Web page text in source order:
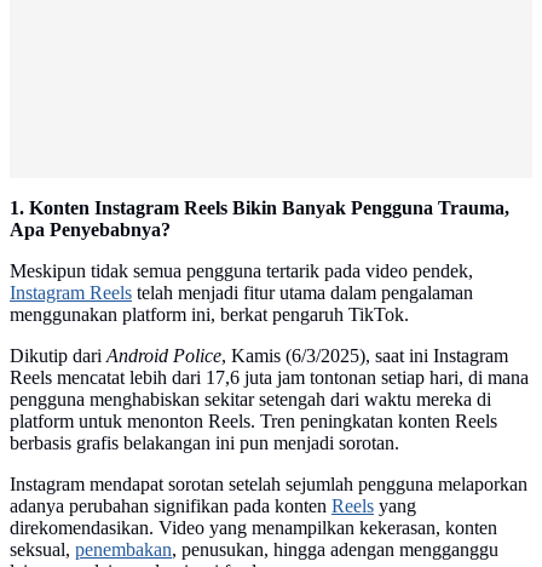
1. Konten Instagram Reels Bikin Banyak Pengguna Trauma,
Apa Penyebabnya?
Meskipun tidak semua pengguna tertarik pada video pendek,
Instagram Reels telah menjadi fitur utama dalam pengalaman
menggunakan platform ini, berkat pengaruh TikTok.
Dikutip dariAndroid Police, Kamis (6/3/2025), saat ini Instagram
Reels mencatat lebih dari 17,6 juta jam tontonan setiap hari, di mana
pengguna menghabiskan sekitar setengah dari waktu mereka di
platform untuk menonton Reels. Tren peningkatan konten Reels
berbasis grafis belakangan ini pun menjadi sorotan.
Instagram mendapat sorotan setelah sejumlah pengguna melaporkan
adanya perubahan signifikan pada konten Reels yang
direkomendasikan. Video yang menampilkan kekerasan, konten
seksual, penembakan, penusukan, hingga adengan mengganggu